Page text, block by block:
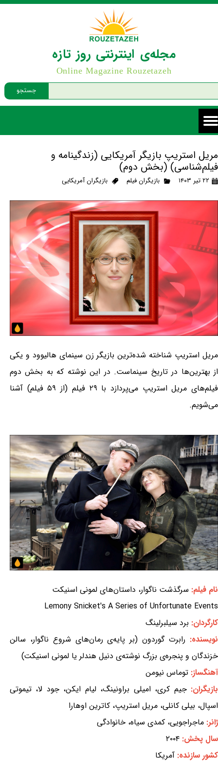
جستجو
مجله‌ی اینترنتی روز تازه
Online Magazine Rouzetazeh
مریل استریپ بازیگر آمریکایی (زندگینامه و
فیلم‌شناسی) (بخش دوم)
۲۲ تیر ۱۴۰۳ بازیگران فیلم بازیگران آمریکایی
مریل استریپ شناخته شده‌ترین بازیگر زن سینمای هالیوود و یکی
از بهترین‌ها در تاریخ سینماست. در این نوشته که به بخش دوم
فیلم‌های مریل استریپ می‌پردازد با ۲۹ فیلم (از ۵۹ فیلم) آشنا
می‌شویم.
نام فیلم: سرگذشت ناگوار، داستان‌های لمونی اسنیکت
Lemony Snicket's A Series of Unfortunate Events
کارگردان: برد سیلبرلینگ
نویسنده: رابرت گوردون (بر پایه‌ی رمان‌های شروع ناگوار، سالن
خزندگان و پنجره‌ی بزرگ نوشته‌ی دنیل هندلر یا لمونی اسنیکت)
آهنگساز: توماس نیومن
بازیگران:جیم کری، امیلی براونینگ، لیام ایکن، جود لا، تیموتی
اسپال، بیلی کانلی، مریل استریپ، کاترین اوهارا
ژانر: ماجراجویی، کمدی سیاه، خانوادگی
سال پخش: ۲۰۰۴
کشور سازنده: آمریکا